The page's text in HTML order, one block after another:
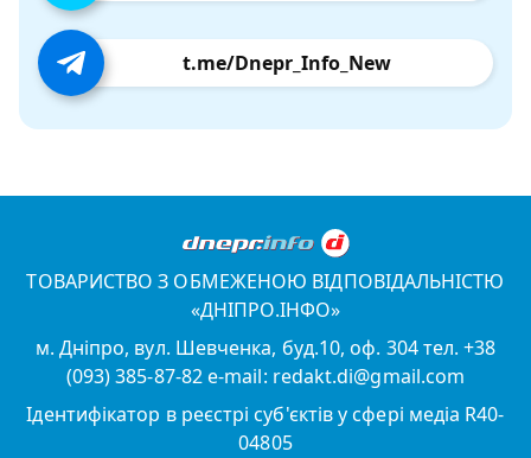
t.me/Dnepr_Info_New
ТОВАРИСТВО З ОБМЕЖЕНОЮ ВІДПОВІДАЛЬНІСТЮ
«ДНІПРО.ІНФО»
м. Дніпро, вул. Шевченка, буд.10, оф. 304 тел. +38
(093) 385-87-82 e-mail: redakt.di@gmail.com
Ідентифікатор в реєстрі суб'єктів у сфері медіа R40-
04805